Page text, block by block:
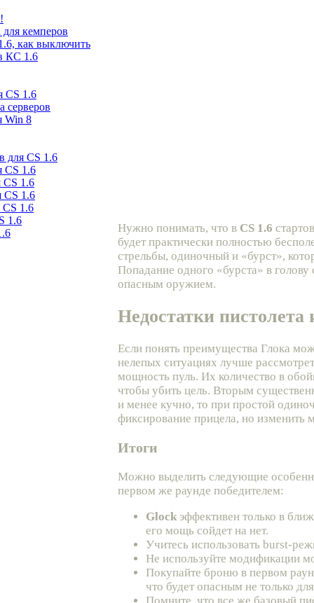
кемперов
как выключить
КС 1.6
CS 1.6
серверов
Win 8
для CS 1.6
CS 1.6
1.6
CS 1.6
1.6
1.6
Нужно понимать, что в CS 1.6
будет практически полностью
стрельбы, одиночный и «бурст»,
Попадание одного «бурста» в
опасным оружием.
Недостатки пистолета
Если понять преимущества Глока
нелепых ситуациях лучше
мощность пуль. Их количество в
чтобы убить цель. Вторым
и менее кучно, то при простой
фиксирование прицела, но изменить
Итоги
Можно выделить следующие
первом же раунде победителем:
Glockэффективен только в
его мощь сойдет на нет.
Учитесь использовать burst-
Не используйте модификации
Покупайте броню в первом
что будет опасным не только